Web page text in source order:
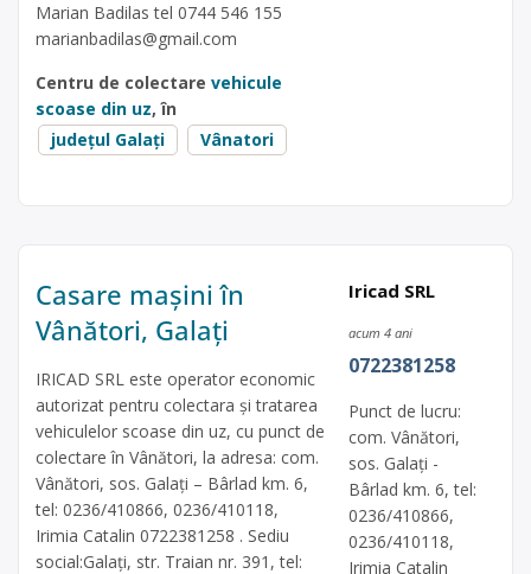
Marian Badilas tel 0744 546 155
marianbadilas@gmail.com
Centru de colectare vehicule
scoase din uz, în
județul Galați
Vânatori
Casare mașini în
Vânători, Galați
IRICAD SRL este operator economic
autorizat pentru colectara și tratarea
vehiculelor scoase din uz, cu punct de
colectare în Vânători, la adresa: com.
Vânători, sos. Galați – Bârlad km. 6,
tel: 0236/410866, 0236/410118,
Irimia Catalin 0722381258 . Sediu
social:Galați, str. Traian nr. 391, tel:
Iricad SRL
acum 4 ani
0722381258
Punct de lucru:
com. Vânători,
sos. Galați -
Bârlad km. 6, tel:
0236/410866,
0236/410118,
Irimia Catalin